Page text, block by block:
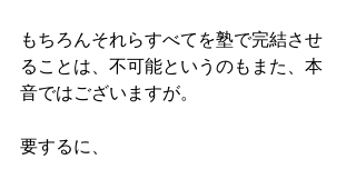
もちろんそれらすべてを塾で完結させ
ることは、不可能というのもまた、本
音ではございますが。
要するに、